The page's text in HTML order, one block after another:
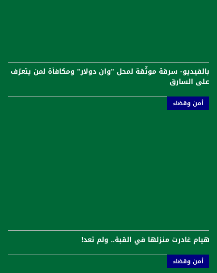
بالفيديو- سرقة موثّقة لمحل "وان دولار" ومكافأة لمن يتعرّف
على السارق
أمن وقضاء
هيام غادرت منزلها في القبة.. ولم تعد!
أمن وقضاء